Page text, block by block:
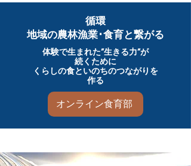
循環
地域の農林漁業･食育と繋がる
​体験で生まれた”生きる力”が
続くために
​くらしの食といのちのつながりを
作る
オンライン食育部